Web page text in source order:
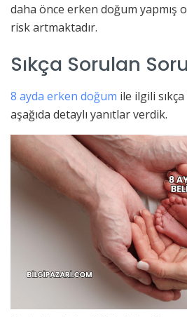
daha önce erken doğum yapmış
risk artmaktadır.
Sıkça Sorulan
8 ayda erken doğum ile ilgili
aşağıda detaylı yanıtlar verdik.